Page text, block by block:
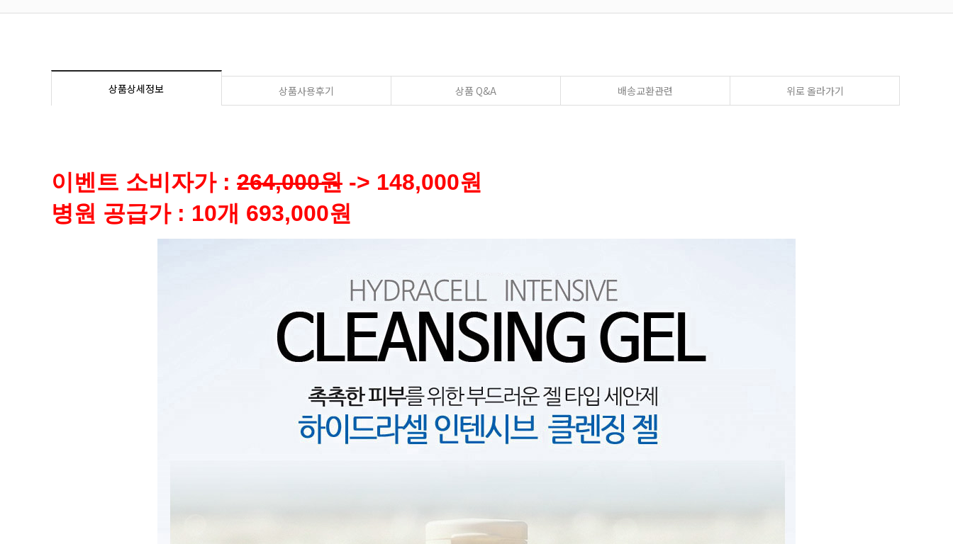
상품상세정보 상품사용후기 상품 Q&A 배송교환관련 위로 올라가기
이벤트 소비자가 : 264,000원 -> 148,000원
병원 공급가 : 10개 693,000원